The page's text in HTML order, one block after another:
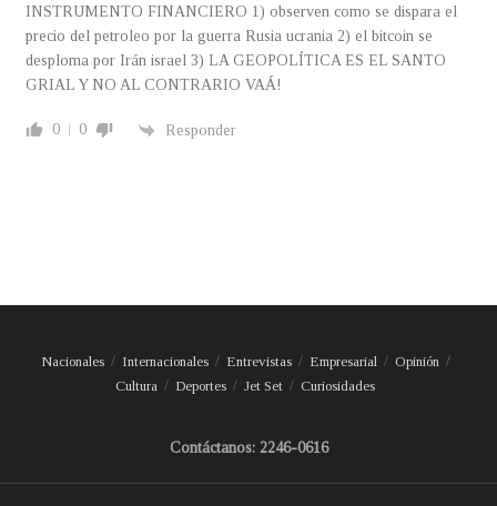
INSTRUMENTO FINANCIERO 1) observen como se dispara el
precio del petroleo por la guerra Rusia ucrania 2) el bitcoin se
desploma por Irán israel 3) LA GEOPOLÍTICA ES EL SANTO
GRIAL Y NO AL CONTRARIO VAÁ!
0 0 Responder
Nacionales Internacionales Entrevistas Empresarial
Opinión
Cultura
Deportes Jet Set Curiosidades
Contáctanos: 2246-0616